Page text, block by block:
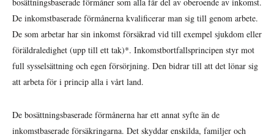
De inkomstbaserade förmånerna kvalificerar man sig till genom arbete.
De som arbetar har sin inkomst försäkrad vid till exempel sjukdom eller
föräldraledighet (upp till ett tak)*. Inkomstbortfallsprincipen styr mot
full sysselsättning och egen försörjning. Den bidrar till att det lönar sig
att arbeta för i princip alla i vårt land.
De bosättningsbaserade förmånerna har ett annat syfte än de
inkomstbaserade försäkringarna. Det skyddar enskilda, familjer och